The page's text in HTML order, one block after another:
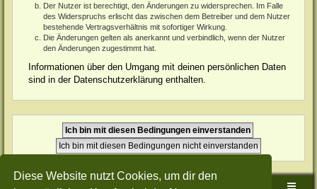
Diese Website nutzt Cookies, um dir den
Der Nutzer ist berechtigt, den Änderungen zu widersprechen. Im Falle
des Widerspruchs erlischt das zwischen dem Betreiber und dem Nutzer
bestehende Vertragsverhältnis mit sofortiger Wirkung.
Die Änderungen gelten als anerkannt und verbindlich, wenn der Nutzer
den Änderungen zugestimmt hat.
Informationen über den Umgang mit deinen persönlichen Daten
sind in der Datenschutzerklärung enthalten.
Sudden-Strike-Maps.de Hauptseite Foren-Übersicht